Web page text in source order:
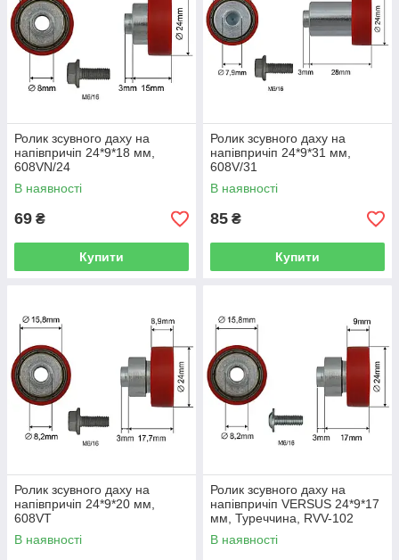
Ролик зсувного даху на
напівпричіп 24*9*18 мм,
608VN/24
В наявності
69 ₴
Купити
Ролик зсувного даху на
напівпричіп 24*9*31 мм,
608V/31
В наявності
85 ₴
Купити
Ролик зсувного даху на
напівпричіп 24*9*20 мм,
608VT
В наявності
Ролик зсувного даху на
напівпричіп VERSUS 24*9*17
мм, Туреччина, RVV-102
В наявності